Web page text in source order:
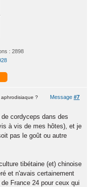
: 2898
Message #7
?
cordyceps dans des
à vis de mes hôtes), et je
pas le goût ou autre
tibétaine (et) chinoise
et n'avais certainement
France 24 pour ceux qui